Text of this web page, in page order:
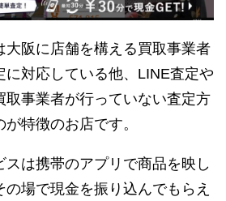
大阪に店舗を構える買取事業者
に対応している他、LINE査定や
取事業者が行っていない査定方
特徴のお店です。
スは携帯のアプリで商品を映し
場で現金を振り込んでもらえ